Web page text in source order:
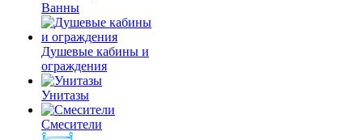
Ванны
Душевые кабины и
ограждения
Унитазы
Смесители